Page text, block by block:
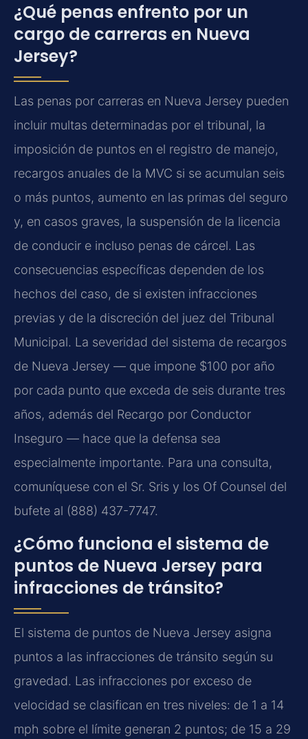
¿Qué penas enfrento por un
cargo de carreras en Nueva
Jersey?
Las penas por carreras en Nueva Jersey pueden
incluir multas determinadas por el tribunal, la
imposición de puntos en el registro de manejo,
recargos anuales de la MVC si se acumulan seis
o más puntos, aumento en las primas del seguro
y, en casos graves, la suspensión de la licencia
de conducir e incluso penas de cárcel. Las
consecuencias específicas dependen de los
hechos del caso, de si existen infracciones
previas y de la discreción del juez del Tribunal
Municipal. La severidad del sistema de recargos
de Nueva Jersey — que impone $100 por año
por cada punto que exceda de seis durante tres
años, además del Recargo por Conductor
Inseguro — hace que la defensa sea
especialmente importante. Para una consulta,
comuníquese con el Sr. Sris y los Of Counsel del
bufete al (888) 437-7747.
¿Cómo funciona el sistema de
puntos de Nueva Jersey para
infracciones de tránsito?
El sistema de puntos de Nueva Jersey asigna
puntos a las infracciones de tránsito según su
gravedad. Las infracciones por exceso de
velocidad se clasifican en tres niveles: de 1 a 14
mph sobre el límite generan 2 puntos; de 15 a 29